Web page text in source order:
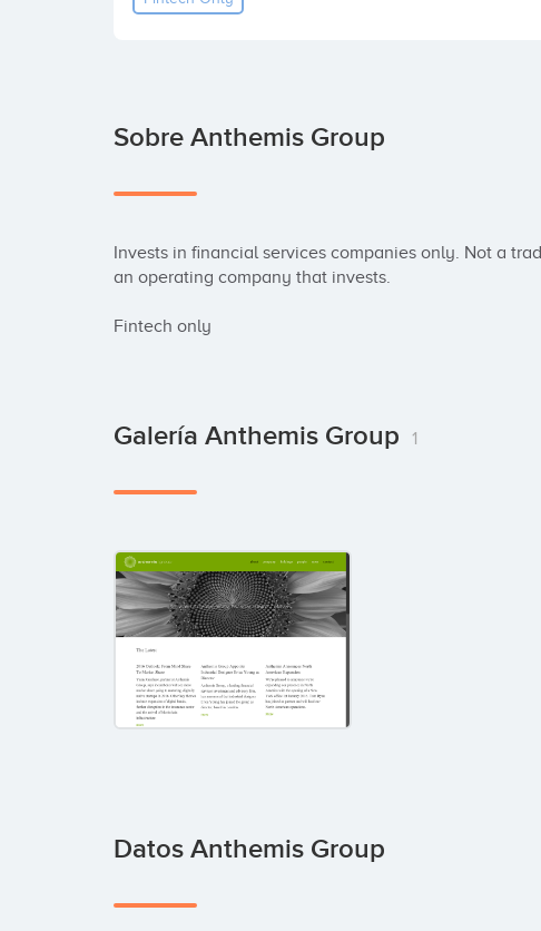
Sobre Anthemis Group
Invests in financial services companies only. Not a
an operating company that invests.
Fintech only
Galería Anthemis Group 1
Datos Anthemis Group